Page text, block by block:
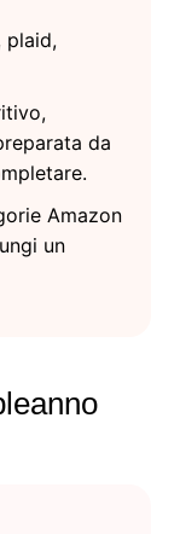
plaid,
da
Amazon
un